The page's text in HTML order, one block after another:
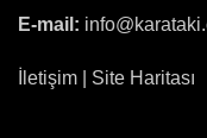
E-mail:
İletişim | Site Haritası